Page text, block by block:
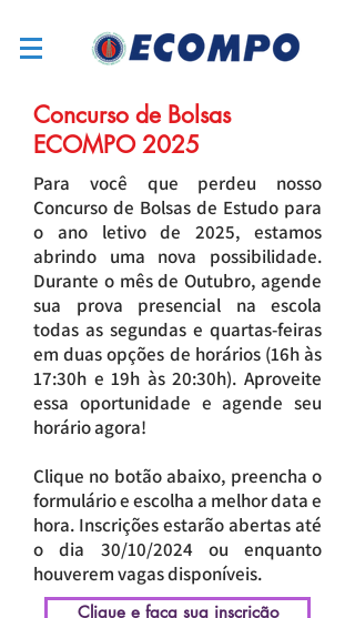
Concurso de Bolsas
ECOMPO 2025
Para você que perdeu nosso
Concurso de Bolsas de Estudo para
o ano letivo de 2025, estamos
abrindo uma nova possibilidade.
Durante o mês de Outubro, agende
sua prova presencial na escola
todas as segundas e quartas-feiras
em duas opções de horários (16h às
17:30h e 19h às 20:30h). Aproveite
essa oportunidade e agende seu
horário agora!
Clique no botão abaixo, preencha o
formulário e escolha a melhor data e
hora. Inscrições estarão abertas até
o dia 30/10/2024 ou enquanto
houverem vagas disponíveis.
Clique e faça sua inscrição